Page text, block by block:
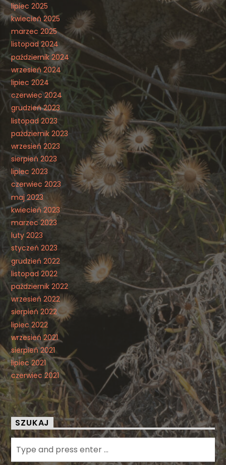
lipiec 2025
kwiecień 2025
marzec 2025
listopad 2024
październik 2024
wrzesień 2024
lipiec 2024
czerwiec 2024
grudzień 2023
listopad 2023
październik 2023
wrzesień 2023
sierpień 2023
lipiec 2023
czerwiec 2023
maj 2023
kwiecień 2023
marzec 2023
luty 2023
styczeń 2023
grudzień 2022
listopad 2022
październik 2022
wrzesień 2022
sierpień 2022
lipiec 2022
wrzesień 2021
sierpień 2021
lipiec 2021
czerwiec 2021
SZUKAJ